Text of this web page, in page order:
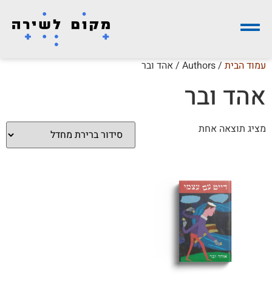
עמוד הבית / Authors / אהד ובר
אהד ובר
מציג תוצאה אחת